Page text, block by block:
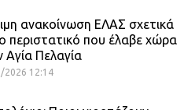
ανακοίνωση ΕΛΑΣ σχετικά
περιστατικό που έλαβε χώρα
Αγία Πελαγία
2026 12:14